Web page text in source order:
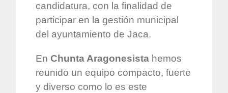
candidatura, con la finalidad de
participar en la gestión municipal
del ayuntamiento de Jaca.
En Chunta Aragonesistahemos
reunido un equipo compacto, fuerte
y diverso como lo es este